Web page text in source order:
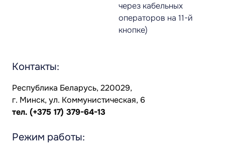
через кабельных
операторов на 11-й
кнопке)
Контакты:
Республика Беларусь, 220029,
г. Минск, ул. Коммунистическая, 6
тел. (+375 17) 379-64-13
Режим работы: